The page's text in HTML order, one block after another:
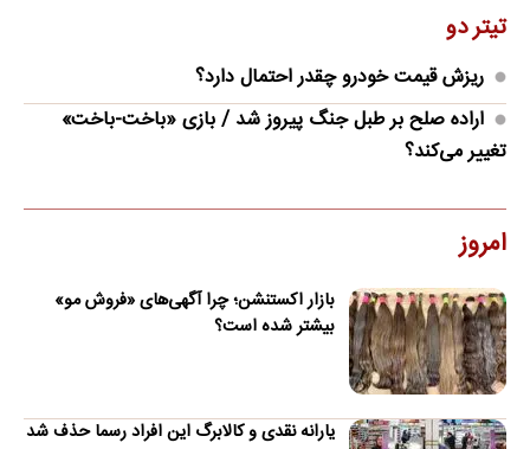
تیتر دو
ریزش قیمت خودرو چقدر احتمال دارد؟
اراده صلح بر طبل جنگ پیروز شد / بازی «باخت-باخت»
تغییر می‌کند؟
امروز
بازار اکستنشن؛ چرا آگهی‌های «فروش مو»
بیشتر شده است؟
یارانه نقدی و کالابرگ این افراد رسما حذف شد